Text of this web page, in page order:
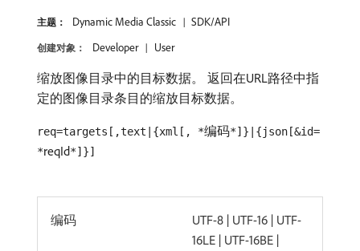
主题： Dynamic Media Classic SDK/API
创建对象： Developer User
缩放图像目录中的目标数据。 返回在URL路径中指
定的图像目录条目的缩放目标数据。
req=targets[,text|{xml[, *编码*]}|{json[&id=
*reqId*]}]
编码
UTF-8 | UTF-16 | UTF-
16LE | UTF-16BE |